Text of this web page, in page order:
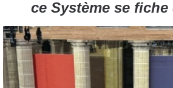
ce Système se